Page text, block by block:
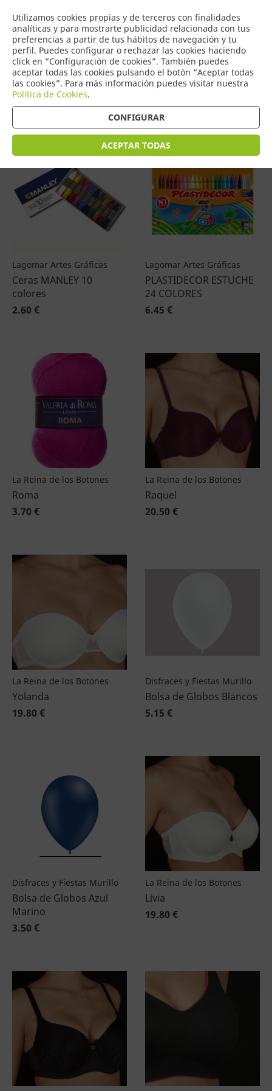
Utilizamos cookies propias y de terceros con finalidades
analíticas y para mostrarte publicidad relacionada con tus
preferencias a partir de tus hábitos de navegación y tu
perfil. Puedes configurar o rechazar las cookies haciendo
click en “Configuración de cookies”. También puedes
aceptar todas las cookies pulsando el botón “Aceptar todas
las cookies”. Para más información puedes visitar nuestra
Política de Cookies.
CONFIGURAR
ACEPTAR TODAS
0
COMERCIO
DE TORRIJOS
Productos (4596)
Ordenar por precio
Lagomar Artes Gráficas
Ceras MANLEY 10
colores
2.60 €
Lagomar Artes Gráficas
PLASTIDECOR ESTUCHE
24 COLORES
6.45 €
La Reina de los Botones
Roma
3.70 €
La Reina de los Botones
Raquel
20.50 €
La Reina de los Botones
Yolanda
19.80 €
Disfraces y Fiestas Murillo
Bolsa de Globos Blancos
5.15 €
Disfraces y Fiestas Murillo
Bolsa de Globos Azul
Marino
3.50 €
La Reina de los Botones
Livia
19.80 €